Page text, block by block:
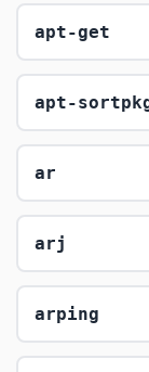
apt-get
apt-
ar
arj
arping